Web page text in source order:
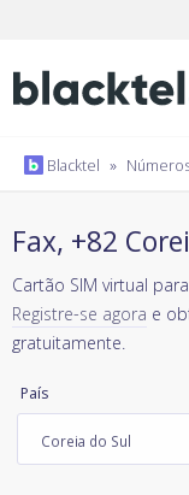
Blacktel »
Fax, +82
Cartão SIM virtual
Registre-se agora e
gratuitamente.
País